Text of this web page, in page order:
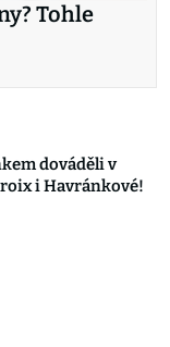
Tohle
dováděli v
i Havránkové!